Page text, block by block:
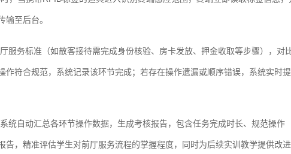
至后台。
服务标准（如散客接待需完成身份核验、房卡发放、押金收取等步骤），对
符合规范，系统记录该环节完成；若存在操作遗漏或顺序错误，系统实时提
统自动汇总各环节操作数据，生成考核报告，包含任务完成时长、规范操作
告，精准评估学生对前厅服务流程的掌握程度，同时为后续实训教学提供改进